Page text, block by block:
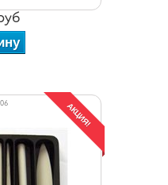
АКЦИЯ!